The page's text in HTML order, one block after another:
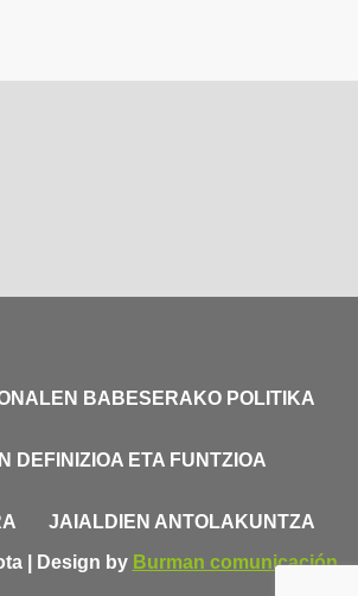
BABESERAKO POLITIKA
DEFINIZIOA ETA FUNTZIOA
JAIALDIEN ANTOLAKUNTZA
| Design by Burman comunicación